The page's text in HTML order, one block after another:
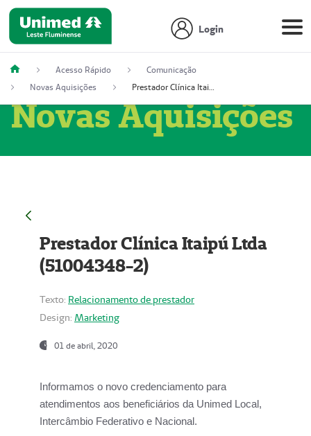
Login
Acesso Rápido
Comunicação
Novas Aquisições
Prestador Clínica Itaipú Ltda (51004348-2)
Novas Aquisições
Prestador Clínica Itaipú Ltda
(51004348-2)
Texto: Relacionamento de prestador
Design: Marketing
01 de abril, 2020
Informamos o novo credenciamento para
atendimentos aos beneficiários da Unimed Local,
Intercâmbio Federativo e Nacional.